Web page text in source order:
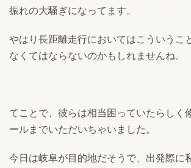
振れの大騒ぎになってます。
やはり長距離走行においてはこういうこ
なくてはならないのかもしれませんね。
てことで、彼らは相当困っていたらしく
ールまでいただいちゃいました。
今日は岐阜が目的地だそうで、出発際に